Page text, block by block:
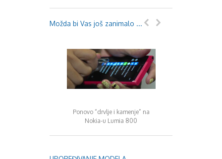
Možda bi Vas još zanimalo ...
Ponovo “drvlje i kamenje” na
Nokia-u Lumia 800